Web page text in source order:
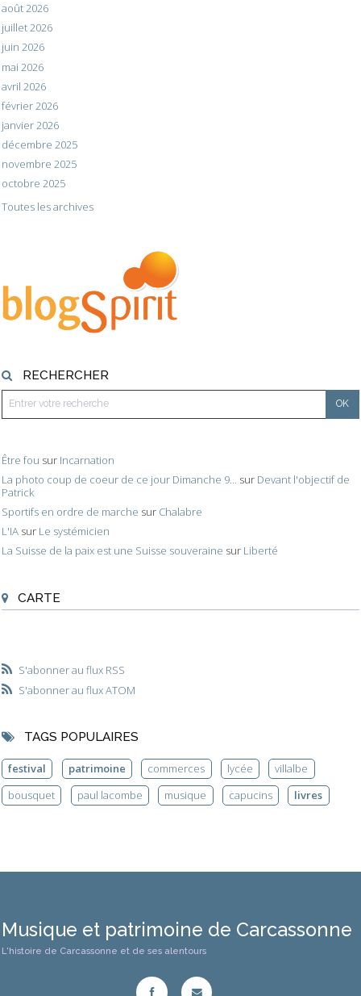
août 2026
juillet 2026
juin 2026
mai 2026
avril 2026
février 2026
janvier 2026
décembre 2025
novembre 2025
octobre 2025
Toutes les archives
RECHERCHER
Être fou sur Incarnation
La photo coup de coeur de ce jour Dimanche 9... sur Devant l'objectif de
Patrick
Sportifs en ordre de marche sur Chalabre
L'IA sur Le systémicien
La Suisse de la paix est une Suisse souveraine sur Liberté
CARTE
S'abonner au flux RSS
S'abonner au flux ATOM
TAGS POPULAIRES
festival patrimoine commerces lycée
villalbe
bousquet
paul lacombe musique capucins livres
Musique et patrimoine de Carcassonne
L'histoire de Carcassonne et de ses alentours